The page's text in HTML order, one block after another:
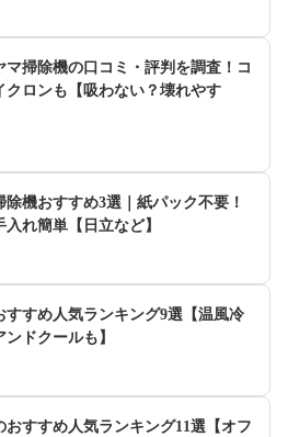
マ掃除機の口コミ・評判を調査！コ
クロンも【吸わない？壊れやす
除機おすすめ3選｜紙パック不要！
れ簡単【日立など】
すすめ人気ランキング9選【温風冷
ドクールも】
おすすめ人気ランキング11選【オフ